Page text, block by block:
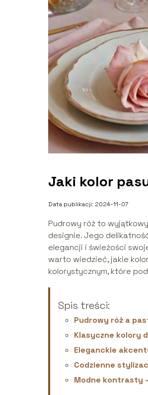
Jaki kolor
Data publikacji: 2024-11-07
Pudrowy róż to
designie. Jego
elegancji i świeżości
warto wiedzieć, jakie
kolorystycznym, które
Spis treści:
Pudrowy róż a
Klasyczne kolory
Eleganckie
Codzienne
Modne kontrasty